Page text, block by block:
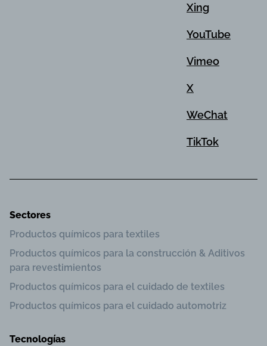
Xing
YouTube
Vimeo
X
WeChat
TikTok
Sectores
Productos químicos para textiles
Productos químicos para la construcción & Aditivos
para revestimientos
Productos químicos para el cuidado de textiles
Productos químicos para el cuidado automotriz
Tecnologías